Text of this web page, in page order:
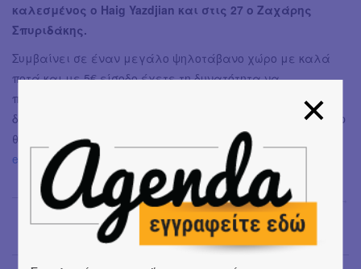
καλεσμένος ο Haig Yazdjian και στις 27 ο Ζαχάρης
Σπυριδάκης.
Συμβαίνει σε έναν μεγάλο ψηλοτάβανο χώρο με καλά
ποτά και με 5€ είσοδο έχετε τη δυνατότητα να
παρακολουθήσετε ένα live γηγενούς μουσικής,
δεξιοτεχνίας αλλά και στωικότητας, του οποίου το build up
θα σας δυσκολέψει στο να παραμείνετε καθισμένοι (
event link ).
Πάνος Δημητρόπουλος